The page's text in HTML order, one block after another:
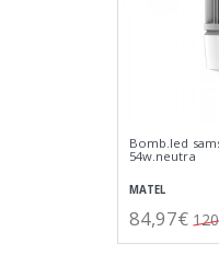
Bomb.led
54w.neutra
MATEL
84,97€